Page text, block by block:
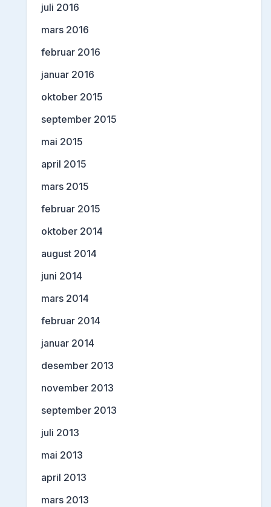
juli 2016
mars 2016
februar 2016
januar 2016
oktober 2015
september 2015
mai 2015
april 2015
mars 2015
februar 2015
oktober 2014
august 2014
juni 2014
mars 2014
februar 2014
januar 2014
desember 2013
november 2013
september 2013
juli 2013
mai 2013
april 2013
mars 2013